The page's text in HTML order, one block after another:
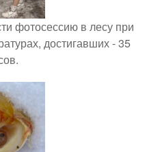
фотосессию в лесу при
достигавших - 35